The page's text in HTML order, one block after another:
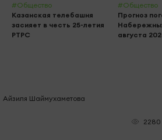
#Общество
Казанская телебашня
засияет в честь 25-летия
РТРС
#Общество
Прогноз
августа
Айзиля Шаймухаметова
2280